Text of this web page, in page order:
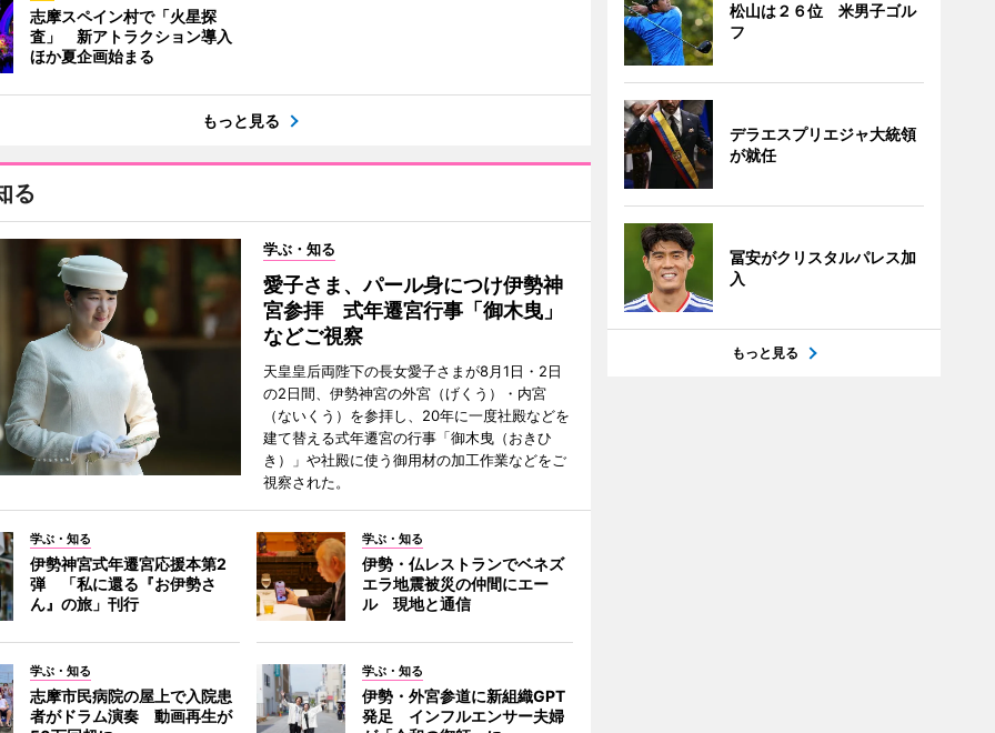
志摩スペイン村で「火星探
査」 新アトラクション導入
ほか夏企画始まる
もっと見る
る
学ぶ・知る
愛子さま、パール身につけ伊勢神
宮参拝 式年遷宮行事「御木曳」
などご視察
天皇皇后両陛下の長女愛子さまが8月1日・2日
の2日間、伊勢神宮の外宮（げくう）・内宮
（ないくう）を参拝し、20年に一度社殿などを
建て替える式年遷宮の行事「御木曳（おきひ
き）」や社殿に使う御用材の加工作業などをご
視察された。
学ぶ・知る
伊勢神宮式年遷宮応援本第2
弾 「私に還る『お伊勢さ
ん』の旅」刊行
学ぶ・知る
伊勢・仏レストランでベネズ
エラ地震被災の仲間にエー
ル 現地と通信
学ぶ・知る
志摩市民病院の屋上で入院患
者がドラム演奏 動画再生が
学ぶ・知る
伊勢・外宮参道に新組織GPT
発足 インフルエンサー夫婦
松山は２６位 米男子ゴル
フ
デラエスプリエジャ大統領
が就任
冨安がクリスタルパレス加
入
もっと見る